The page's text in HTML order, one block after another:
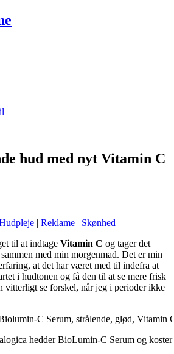
hud med nyt Vitamin C
| Reklame | Skønhed
til at indtage Vitamin C og tager det
med min morgenmad. Det er min
at det har været med til indefra at
i hudtonen og få den til at se mere frisk
vitterligt se forskel, når jeg i perioder ikke
hedder BioLumin-C Serum og